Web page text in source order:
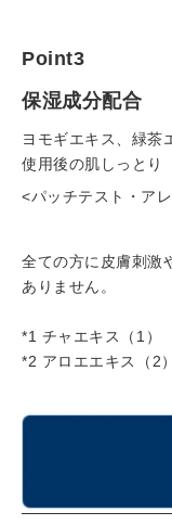
Point3
保湿成分配合
ヨモギエキス、緑茶
使用後の肌しっとり
<パッチテスト・ア
全ての方に皮膚刺激
ありません。
*1 チャエキス（1）
*2 アロエエキス（2）